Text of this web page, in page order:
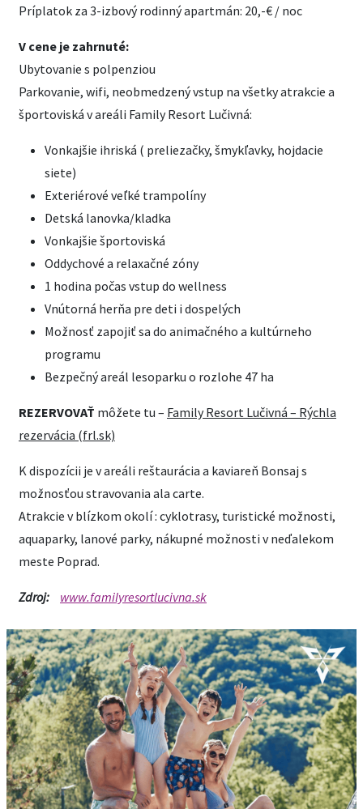
Príplatok za 3-izbový rodinný apartmán: 20,-€ / noc
V cene je zahrnuté:
Ubytovanie s polpenziou
Parkovanie, wifi, neobmedzený vstup na všetky atrakcie a
športoviská v areáli Family Resort Lučivná:
Vonkajšie ihriská ( preliezačky, šmykľavky, hojdacie
siete)
Exteriérové veľké trampolíny
Detská lanovka/kladka
Vonkajšie športoviská
Oddychové a relaxačné zóny
1 hodina počas vstup do wellness
Vnútorná herňa pre deti i dospelých
Možnosť zapojiť sa do animačného a kultúrneho
programu
Bezpečný areál lesoparku o rozlohe 47 ha
REZERVOVAŤ môžete tu – Family Resort Lučivná – Rýchla
rezervácia (frl.sk)
K dispozícii je v areáli reštaurácia a kaviareň Bonsaj s
možnosťou stravovania ala carte.
Atrakcie v blízkom okolí : cyklotrasy, turistické možnosti,
aquaparky, lanové parky, nákupné možnosti v neďalekom
meste Poprad.
Zdroj: www.familyresortlucivna.sk